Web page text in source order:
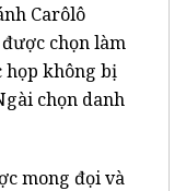
Carôlô
chọn làm
họp không bị
chọn danh
mong đọi và